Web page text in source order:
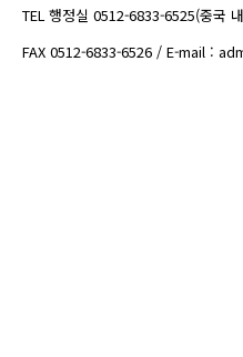
TEL 행정실 0512-6833-6525(중국
FAX 0512-6833-6526 / E-mail :